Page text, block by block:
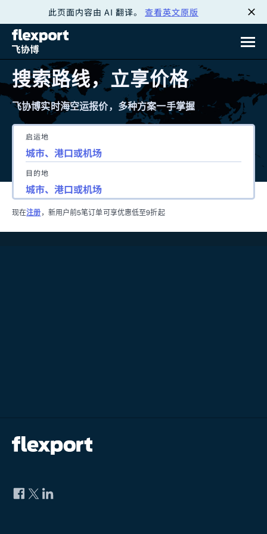
此页面内容由 AI 翻译。 查看英文原版
搜索路线，立享价格
飞协博实时海空运报价，多种方案一手掌握
启运地
目的地
现在注册 ，新用户前5笔订单可享优惠低至9折起